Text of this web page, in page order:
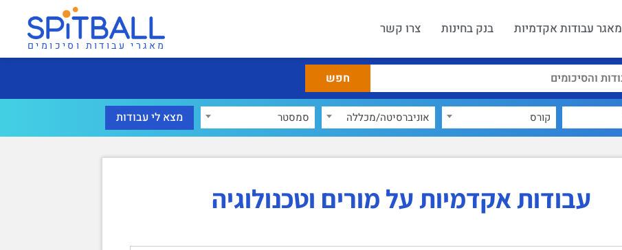
מאגר עבודות אקדמיות בנק בחינות צרו קשר
מאגרי עבודות וסיכומים
קורס אוניברסיטה/מכללה סמסטר
עבודות אקדמיות על מורים וטכנולוגיה